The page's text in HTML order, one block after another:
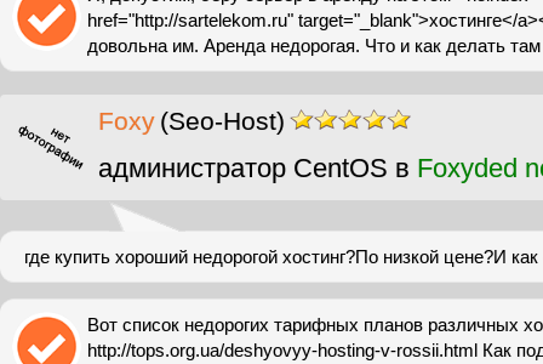
href="http://sartelekom.ru" target="_blank">хостинге</
довольна им. Аренда недорогая. Что и как делать
Foxy (Seo-Host)
администратор CentOS в Foxyded
где купить хороший недорогой хостинг?По низкой цене?И
Вот список недорогих тарифных планов различных
http://tops.org.ua/deshyovyy-hosting-v-rossii.html Как